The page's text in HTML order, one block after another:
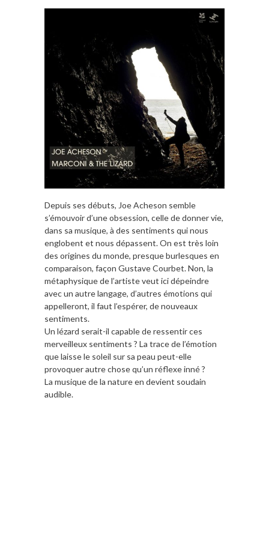
Depuis ses débuts, Joe Acheson semble
s’émouvoir d’une obsession, celle de donner vie,
dans sa musique, à des sentiments qui nous
englobent et nous dépassent. On est très loin
des origines du monde, presque burlesques en
comparaison, façon Gustave Courbet. Non, la
métaphysique de l’artiste veut ici dépeindre
avec un autre langage, d’autres émotions qui
appelleront, il faut l’espérer, de nouveaux
sentiments.
Un lézard serait-il capable de ressentir ces
merveilleux sentiments ? La trace de l’émotion
que laisse le soleil sur sa peau peut-elle
provoquer autre chose qu’un réflexe inné ?
La musique de la nature en devient soudain
audible.